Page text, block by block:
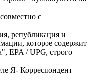
с
републикация и
которое содержит
EPA / UPG, строго
Я- Корреспондент